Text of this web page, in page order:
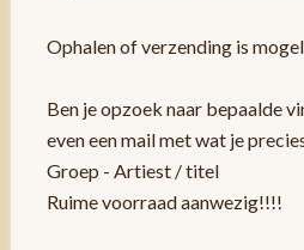
Ophalen of verzending is
Ben je opzoek naar bepaalde
even een mail met wat je
Groep - Artiest / titel
Ruime voorraad aanwezig!!!!